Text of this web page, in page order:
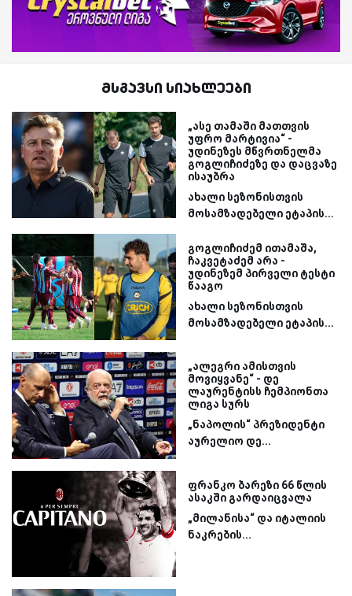
მსგავსი სიახლეები
„ასე თამაში მათთვის
უფრო მარტივია“ -
უდინეზეს მწვრთნელმა
გოგლიჩიძეზე და დაცვაზე
ისაუბრა
ახალი სეზონისთვის
მოსამზადებელი ეტაპის...
გოგლიჩიძემ ითამაშა,
ჩაკვეტაძემ არა -
უდინეზემ პირველი ტესტი
წააგო
ახალი სეზონისთვის
მოსამზადებელი ეტაპის...
„ალეგრი ამისთვის
მოვიყვანე“ - დე
ლაურენტისს ჩემპიონთა
ლიგა სურს
„ნაპოლის“ პრეზიდენტი
აურელიო დე...
ფრანკო ბარეზი 66 წლის
ასაკში გარდაიცვალა
„მილანისა“ და იტალიის
ნაკრების...